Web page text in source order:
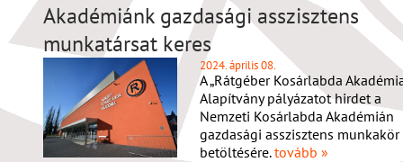
Akadémiánk gazdasági asszisztens
munkatársat keres
2024. április 08.
A „Rátgéber Kosárlabda
Alapítvány pályázatot hirdet a
Nemzeti Kosárlabda Akadémián
gazdasági asszisztens munkakör
betöltésére.tovább »